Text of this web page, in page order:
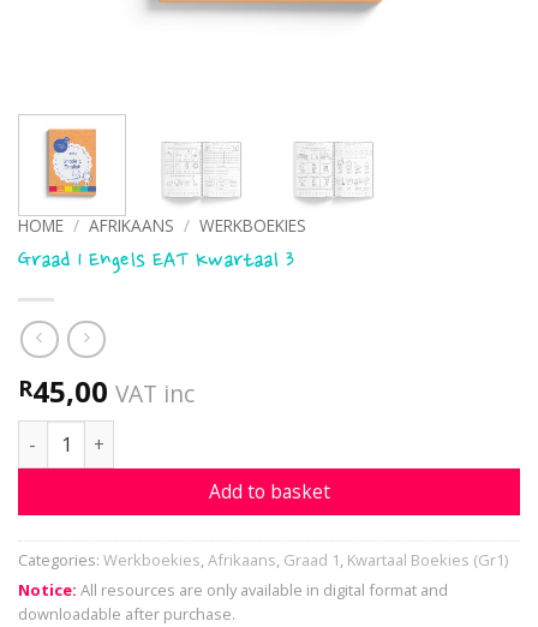
HOME / AFRIKAANS / WERKBOEKIES
Graad 1 Engels EAT Kwartaal 3
R45,00 VAT inc
Graad 1 Engels EAT Kwartaal 3 quantity
Add to basket
Categories: Werkboekies,Afrikaans, Graad 1, Kwartaal Boekies (Gr1)
Notice: All resources are only available in digital format and
downloadable after purchase.